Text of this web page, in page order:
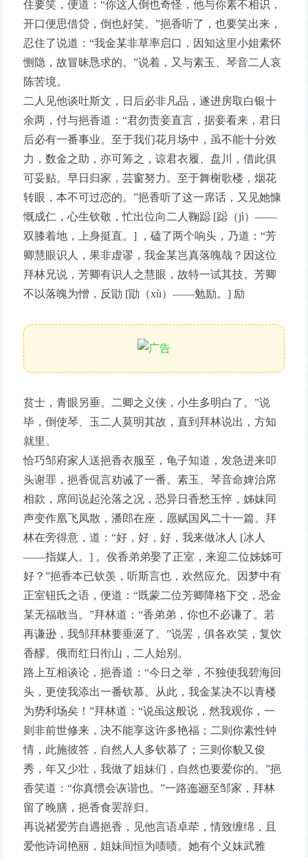
住要笑，便道：“你这人倒也奇怪，他与你素不相识，
开口便思借贷，倒也好笑。”挹香听了，也要笑出来，
忍住了说道：“我金某非草率启口，因知这里小姐素怀
恻隐，故冒昧恳求的。”说着，又与素玉、琴音二人哀
陈苦境。
二人见他谈吐斯文，日后必非凡品，遂进房取白银十
余两，付与挹香道：“君勿责妾直言，据妾看来，君日
后必有一番事业。至于我们花月场中，虽不能十分效
力，数金之助，亦可筹之，谅君衣履、盘川，借此俱
可妥贴。早日归家，芸窗努力。至于舞榭歌楼，烟花
转眼，本不可过恋的。”挹香听了这一席话，又见她慷
慨成仁，心生钦敬，忙出位向二人鞠跽 [跽（jì）——
双膝着地，上身挺直。] ，磕了两个响头，乃道：“芳
卿慧眼识人，果非虚谬，我金某岂真落魄哉？因这位
拜林兄说，芳卿有识人之慧眼，故特一试其技。芳卿
不以落魄为憎，反勖 [勖（xù）——勉励。] 励
贫士，青眼另垂。二卿之义侠，小生多明白了。”说
毕，倒使琴、玉二人莫明其故，直到拜林说出，方知
就里。
恰巧邹府家人送挹香衣服至，龟子知道，发急进来叩
头谢罪，挹香侃言劝诫了一番。素玉、琴音命婢治席
相款，席间说起沦落之况，恐异日香愁玉悴，姊妹同
声变作凰飞凤散，潘郎在座，愿赋国风二十一篇。拜
林在旁得意，道：“好，好，好，我来做冰人 [冰人
——指媒人。] 。俟香弟弟娶了正室，来迎二位姊姊可
好？”挹香本已钦羡，听斯言也，欢然应允。因梦中有
正室钮氏之语，便道：“既蒙二位芳卿降格下交，恐金
某无福敢当。”拜林道：“香弟弟，你也不必谦了。若
再谦逊，我邹拜林要垂涎了。”说罢，俱各欢笑，复饮
香醪。俄而红日衔山，二人始别。
路上互相谈论，挹香道：“今日之举，不独使我碧海回
头，更使我添出一番钦慕。从此，我金某决不以青楼
为势利场矣！”拜林道：“说虽这般说，然我观你，一
则非前世修来，决不能享这许多艳福；二则你素性钟
情，此施彼答，自然人人多钦慕了；三则你貌又俊
秀，年又少壮，我做了姐妹们，自然也要爱你的。”挹
香笑道：“你真惯会诙谐也。”一路迤逦至邹家，拜林
留了晚膳，挹香食罢辞归。
再说褚爱芳自遇挹香，见他言语卓荦，情致缠绵，且
爱他诗词艳丽，姐妹间恒为啧啧。她有个义妹武雅